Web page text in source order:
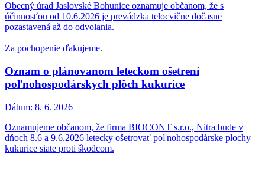
Obecný úrad Jaslovské Bohunice oznamuje občanom, že s
účinnosťou od 10.6.2026 je prevádzka telocvične dočasne
pozastavená až do odvolania.
Za pochopenie ďakujeme.
Oznam o plánovanom leteckom ošetrení
poľnohospodárskych plôch kukurice
Dátum: 8. 6. 2026
Oznamujeme občanom, že firma BIOCONT s.r.o., Nitra bude v
dňoch 8.6 a 9.6.2026 letecky ošetrovať poľnohospodárske plochy
kukurice siate proti škodcom.